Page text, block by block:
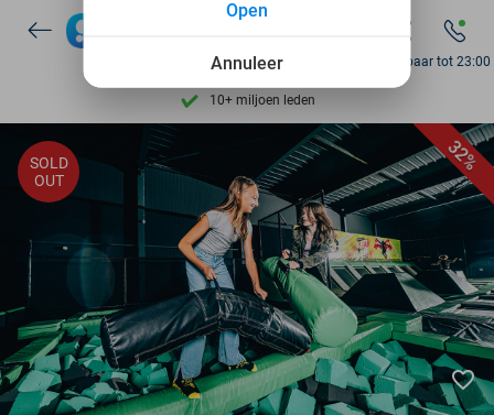
Ontdek 15.000+ deals
7 dagen per week beschikbaar
10+ miljoen leden
op basis van205.807 reviews
Ontdek 15.000+ deals
7 dagen per week beschikbaar
10+ miljoen leden
Bereikbaar tot 23:00
32%
SOLD
OUT
favorite_border
Annuleer
Open